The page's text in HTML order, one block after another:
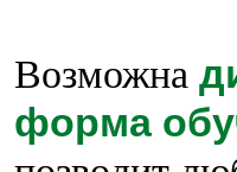
Возможна
форма